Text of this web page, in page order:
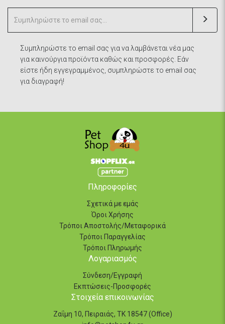
Συμπληρώστε το email σας για να λαμβάνεται νέα μας
για καινούργια προϊόντα καθώς και προσφορές. Εάν
είστε ήδη εγγεγραμμένος, συμπληρώστε το email σας
για διαγραφή!
Πληροφορίες
Σχετικά με εμάς
Όροι Χρήσης
Τρόποι Αποστολής/Μεταφορικά
Τρόποι Παραγγελίας
Τρόποι Πληρωμής
Λογαριασμός
Σύνδεση/Εγγραφή
Εκπτώσεις-Προσφορές
Στοιχεία επικοινωνίας
Ζαΐμη 10, Πειραιάς, ΤΚ 18547 (Office)